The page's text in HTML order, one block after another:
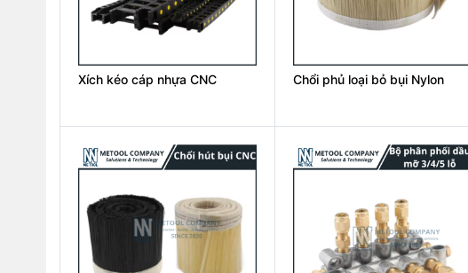
Xích kéo cáp nhựa CNC Chổi phủ loại bỏ bụi Nylon